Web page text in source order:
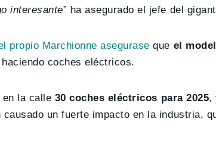
interesante” ha asegurado el jefe del
propio Marchionne asegurase que el
coches eléctricos.
en la calle 30 coches eléctricos para 2025,
un fuerte impacto en la industria,